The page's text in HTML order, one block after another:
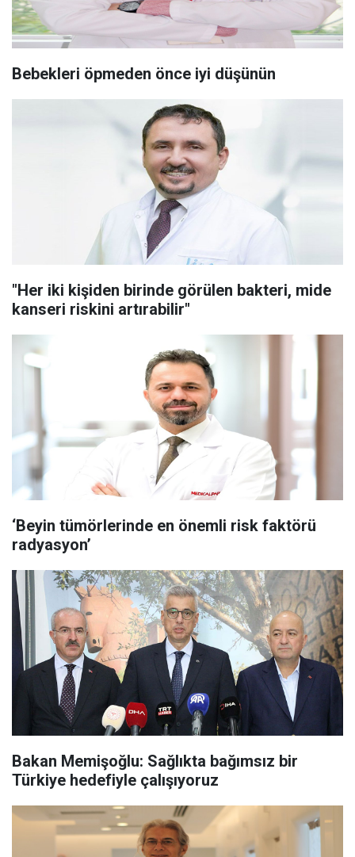
Bebekleri öpmeden önce iyi düşünün
"Her iki kişiden birinde görülen bakteri, mide
kanseri riskini artırabilir"
‘Beyin tümörlerinde en önemli risk faktörü
radyasyon’
Bakan Memişoğlu: Sağlıkta bağımsız bir
Türkiye hedefiyle çalışıyoruz